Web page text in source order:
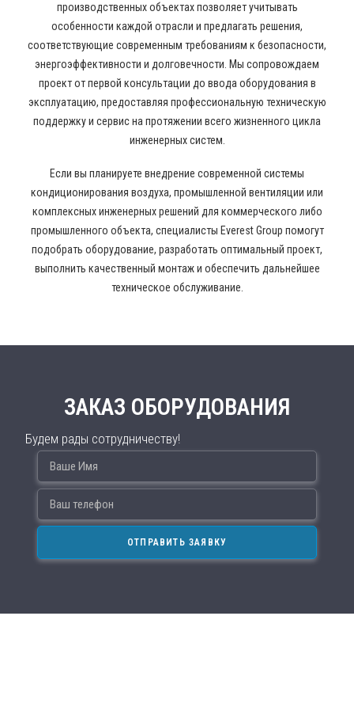
производственных объектах позволяет учитывать
особенности каждой отрасли и предлагать решения,
соответствующие современным требованиям к безопасности,
энергоэффективности и долговечности. Мы сопровождаем
проект от первой консультации до ввода оборудования в
эксплуатацию, предоставляя профессиональную техническую
поддержку и сервис на протяжении всего жизненного цикла
инженерных систем.
Если вы планируете внедрение современной системы
кондиционирования воздуха, промышленной вентиляции или
комплексных инженерных решений для коммерческого либо
промышленного объекта, специалисты Everest Group помогут
подобрать оборудование, разработать оптимальный проект,
выполнить качественный монтаж и обеспечить дальнейшее
техническое обслуживание.
ЗАКАЗ ОБОРУДОВАНИЯ
Будем рады сотрудничеству!